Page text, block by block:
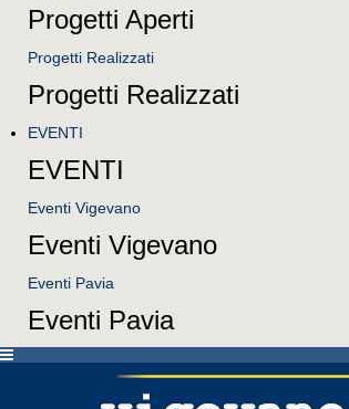
Progetti Aperti
Progetti Realizzati
Progetti Realizzati
EVENTI
EVENTI
Eventi Vigevano
Eventi Vigevano
Eventi Pavia
Eventi Pavia